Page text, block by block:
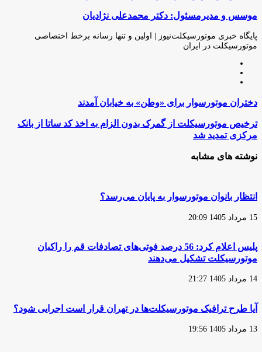
از
ایمیل
موسس و مدیرمسئول: دکتر محمدعلی نژادیان
پایگاه خبری موتورسیکلت‌نیوز | اولین و تنها رسانه برخط اختصاصی
موتورسیکلت در ایران
دختران
موتورسوار
برای
«وطن»
به
آمدند
دختران موتورسوار برای «وطن» به خیابان آمدند
ترخیص
موتورسیکلت
از
گمرک
بدون
اخذ
کد
از
مرکزی
تمدید
شد
ترخیص موتورسیکلت از گمرک بدون الزام به اخذ کد ساتا از بانک
مرکزی تمدید شد
نوشته های مشابه
انتظار بانوان موتورسوار به پایان می‌رسد؟
15 مرداد 1405 20:09
پلیس اعلام کرد: 56 درصد فوتی‌های تصادفات قم را راکبان
موتورسیکلت تشکیل می‌دهند
14 مرداد 1405 21:27
آیا طرح ترافیک موتورسیکلت‌ها در تهران قرار است اجرایی شود؟
13 مرداد 1405 19:56